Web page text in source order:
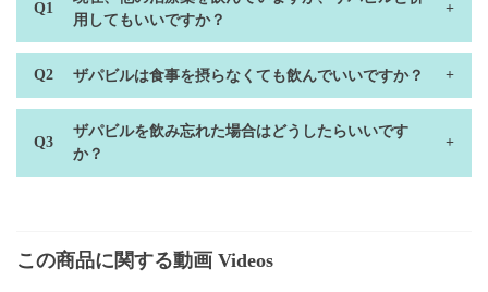
用してもいいですか？
ザパビルは食事を摂らなくても飲んでいいですか？
ザパビルを飲み忘れた場合はどうしたらいいです
か？
この商品に関する動画 Videos